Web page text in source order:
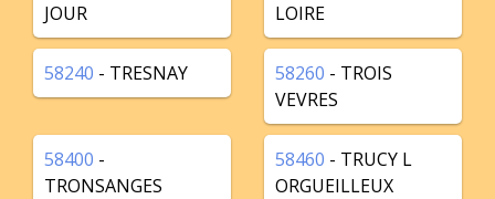
JOUR
LOIRE
58240 - TRESNAY 58260 - TROIS
VEVRES
58400 -
TRONSANGES
58460 - TRUCY L
ORGUEILLEUX